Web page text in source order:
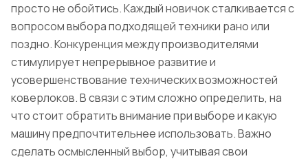
просто не обойтись. Каждый новичок сталкивается с
вопросом выбора подходящей техники рано или
поздно. Конкуренция между производителями
стимулирует непрерывное развитие и
усовершенствование технических возможностей
коверлоков. В связи с этим сложно определить, на
что стоит обратить внимание при выборе и какую
машину предпочтительнее использовать. Важно
сделать осмысленный выбор, учитывая свои